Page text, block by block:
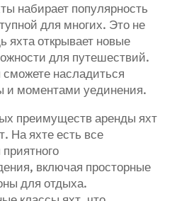
набирает популярность
для многих. Это не
яхта открывает новые
для путешествий.
насладиться
и моментами уединения.
преимуществ аренды яхт
На яхте есть все
включая просторные
для отдыха.